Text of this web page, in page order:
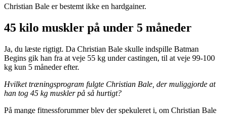
Christian Bale er bestemt ikke en hardgainer.
45 kilo muskler på under 5 måneder
Ja, du læste rigtigt. Da Christian Bale skulle indspille Batman
Begins gik han fra at veje 55 kg under castingen, til at veje 99-100
kg kun 5 måneder efter.
Hvilket træningsprogram fulgte Christian Bale, der muliggjorde at
han tog 45 kg muskler på så hurtigt?
På mange fitnessforummer blev der spekuleret i, om Christian Bale